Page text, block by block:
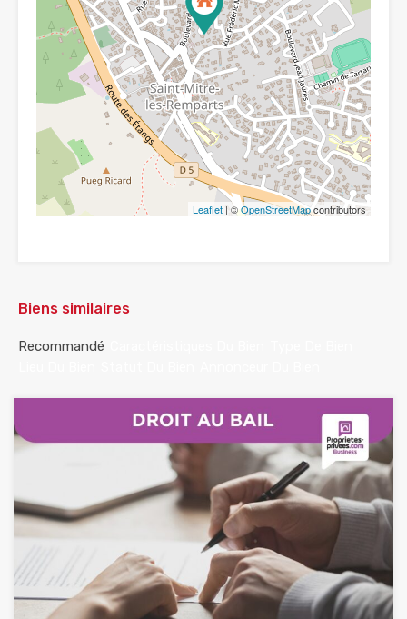
Leaflet | ©OpenStreetMapcontributors
Biens similaires
Recommandé